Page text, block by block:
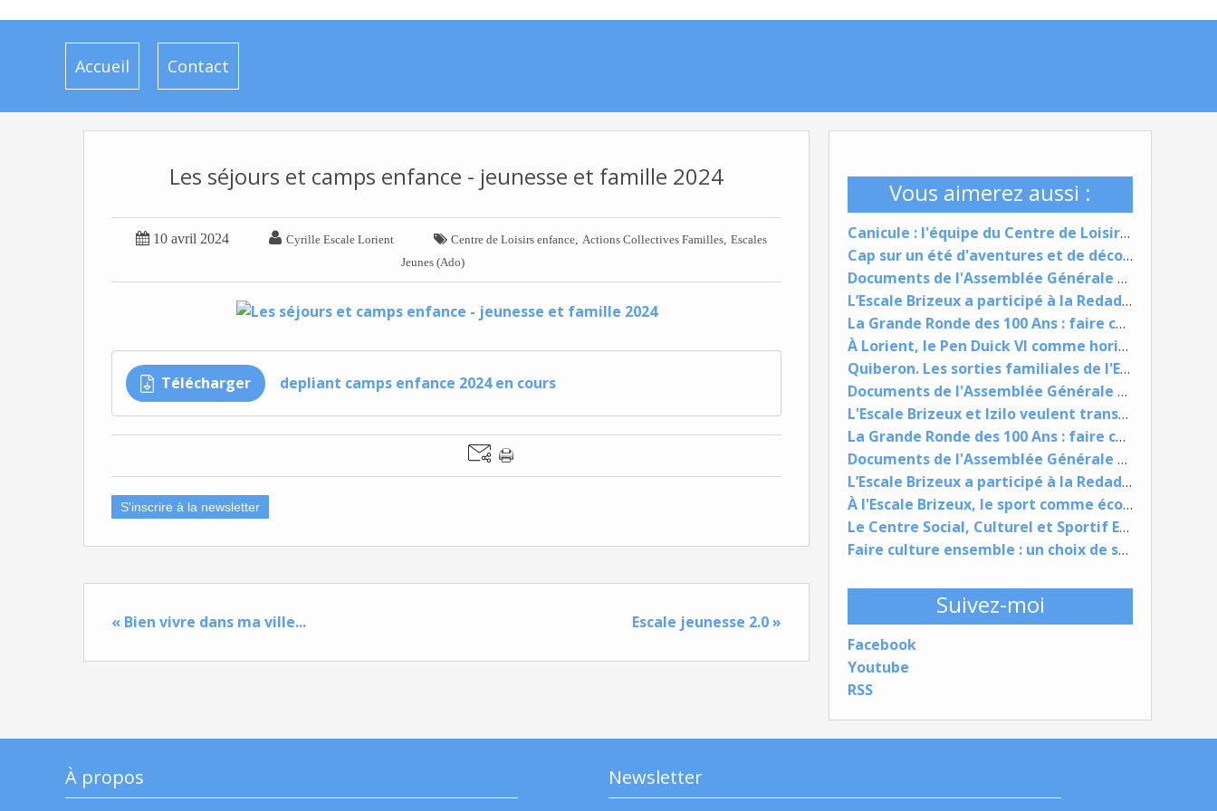
Accueil Contact
Vous aimerez aussi :
Canicule : l'équipe du Centre de Loisirs de Nouvelle-Ville s'adapte pour garantir des vacances de qualité
Cap sur un été d'aventures et de découvertes au Centre de Loisirs de Nouvelle-Ville
Documents de l'Assemblée Générale 9 juin 2026
L’Escale Brizeux a participé à la Redadeg à Lorient
La Grande Ronde des 100 Ans : faire culture, faire lien, faire société
À Lorient, le Pen Duick VI comme horizon pour reprendre confiance
Quiberon. Les sorties familiales de l'Escale Brizeux, bien plus qu'une journée à la mer
Documents de l'Assemblée Générale 9 juin 2026
L'Escale Brizeux et Izilo veulent transformer les lieux de passage en espaces de vie
La Grande Ronde des 100 Ans : faire culture, faire lien, faire société
Documents de l'Assemblée Générale 9 juin 2026
L’Escale Brizeux a participé à la Redadeg à Lorient
À l'Escale Brizeux, le sport comme école de vie et d’expression pour la jeunesse
Le Centre Social, Culturel et Sportif Escale Brizeux fait du carnaval de lorient un projet de territoire
Faire culture ensemble : un choix de société et de quartiers
Suivez-moi
Facebook
Youtube
RSS
Les séjours et camps enfance - jeunesse et famille 2024
 10 avril 2024  Cyrille Escale Lorient  Centre de Loisirs enfance, Actions Collectives Familles, Escales
Jeunes (Ado)
Télécharger depliant camps enfance 2024 en cours
S'inscrire à la newsletter
« Bien vivre dans ma ville... Escale jeunesse 2.0 »
À propos Newsletter